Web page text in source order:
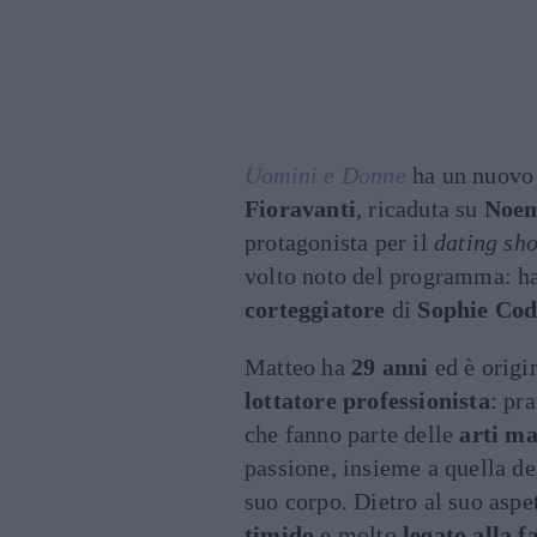
Uomini e Donne ha un
Fioravanti, ricaduta su
protagonista per il dating
volto noto del programma:
corteggiatore di Sophie
Matteo ha 29 anni ed è
lottatore professionista:
che fanno parte delle arti
passione, insieme a quella
suo corpo. Dietro al suo